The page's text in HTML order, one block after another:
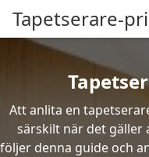
Tapetserare-
Att anlita en
särskilt när det gäller
följer denna guide och